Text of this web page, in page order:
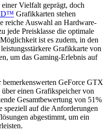
Vielfalt geprägt, doch
Grafikkarten stehen
reiche Auswahl an Hardware-
jede Preisklasse die optimale
ist es zudem, in den
Grafikkarte von
um das Gaming-Erlebnis auf
GeForce GTX
einen Grafikspeicher von
Gesamtbewertung von 51%
speziell auf die Anforderungen
abgestimmt, um ein